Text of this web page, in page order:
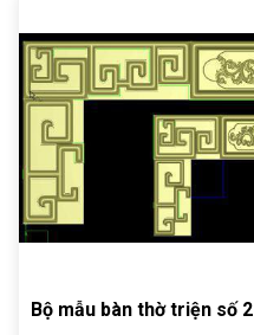
Bộ mẫu bàn thờ triện số 2